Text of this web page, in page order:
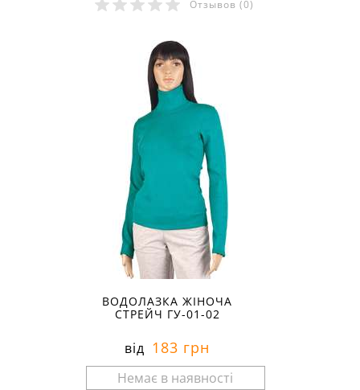
Отзывов (0)
ВОДОЛАЗКА ЖІНОЧА
СТРЕЙЧ ГУ-01-02
від 183 грн